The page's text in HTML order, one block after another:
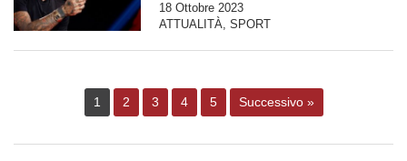
18 Ottobre 2023
ATTUALITÀ, SPORT
1 2 3 4 5 Successivo »